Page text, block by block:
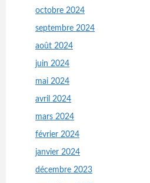
octobre 2024
septembre 2024
août 2024
juin 2024
mai 2024
avril 2024
mars 2024
février 2024
janvier 2024
décembre 2023